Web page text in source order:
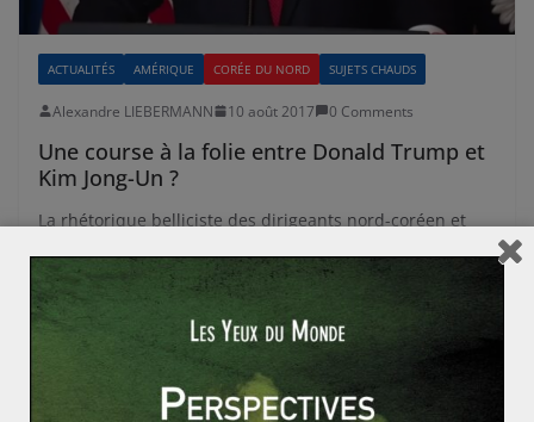
ACTUALITÉS AMÉRIQUE CORÉE DU NORD SUJETS CHAUDS
Alexandre LIEBERMANN 10 août 2017 0 Comments
Une course à la folie entre Donald Trump et
Kim Jong-Un ?
La rhétorique belliciste des dirigeants nord-coréen et
tests nucléaires nord-coréens s’avèrent